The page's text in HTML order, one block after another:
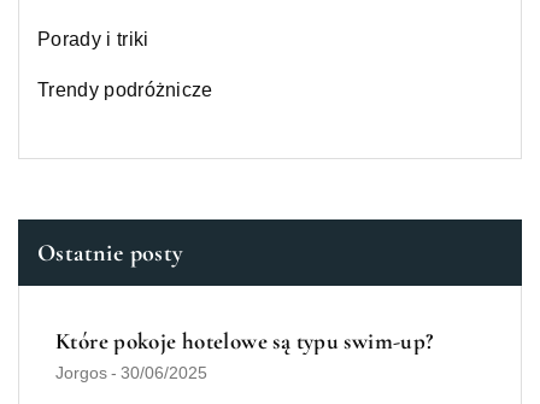
Porady i triki
Trendy podróżnicze
Ostatnie posty
Które pokoje hotelowe są typu swim-up?
Jorgos- 30/06/2025